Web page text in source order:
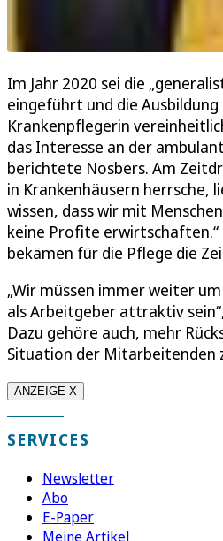
Im Jahr 2020 sei die
eingeführt und die
Krankenpflegerin
das Interesse an der
berichtete Nosbers. Am
in Krankenhäusern herrsche,
wissen, dass wir mit
keine Profite
bekämen für die Pflege die
„Wir müssen immer weiter
als Arbeitgeber attraktiv
Dazu gehöre auch, mehr
Situation der Mitarbeitenden
ANZEIGE X
SERVICES
Newsletter
Abo
E-Paper
Meine Artikel